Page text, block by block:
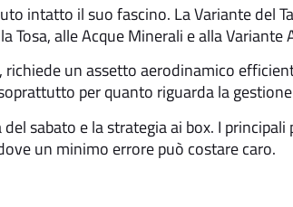
intatto il suo fascino. La Variante del
alle Acque Minerali e alla Variante
un assetto aerodinamico
per quanto riguarda la
sabato e la strategia ai box. I
un minimo errore può costare caro.